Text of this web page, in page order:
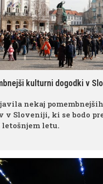
kulturni dogodki v
nekaj
v Sloveniji, ki se bodo
letu.